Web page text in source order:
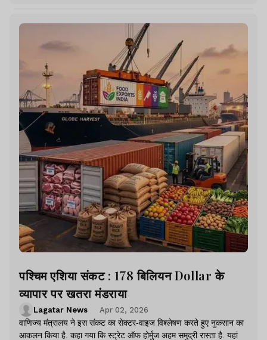
पश्चिम एशिया संकट : 178 बिलियन Dollar के
व्यापार पर खतरा मंडराया
Lagatar News
Apr 02, 2026
वाणिज्य मंत्रालय ने इस संकट का सेक्टर-वाइज विश्लेषण करते हुए नुकसान का
आकलन किया है. कहा गया कि स्ट्रेट ऑफ होर्मुज अहम समुद्री रास्ता है. यहां